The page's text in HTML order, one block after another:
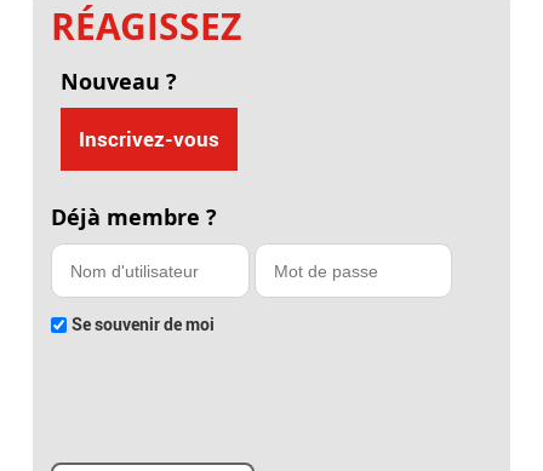
RÉAGISSEZ
Nouveau ?
Inscrivez-vous
Déjà membre ?
Se souvenir de moi